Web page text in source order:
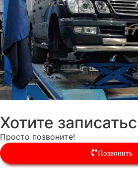
Хотите
Просто позвоните!
Позвонить